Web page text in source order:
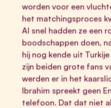
worden voor een
het matchingsproces
Al snel hadden ze een
boodschappen doen,
hij nog kende uit
zijn beiden grote fans
werden er in het
Ibrahim spreekt geen
telefoon. Dat dat niet